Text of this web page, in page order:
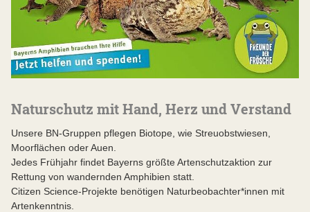
Naturschutz mit Hand, Herz und Verstand
Unsere BN-Gruppen pflegen Biotope, wie Streuobstwiesen,
Moorflächen oder Auen.
Jedes Frühjahr findet Bayerns größte Artenschutzaktion zur
Rettung von wandernden Amphibien statt.
Citizen Science-Projekte benötigen Naturbeobachter*innen mit
Artenkenntnis.